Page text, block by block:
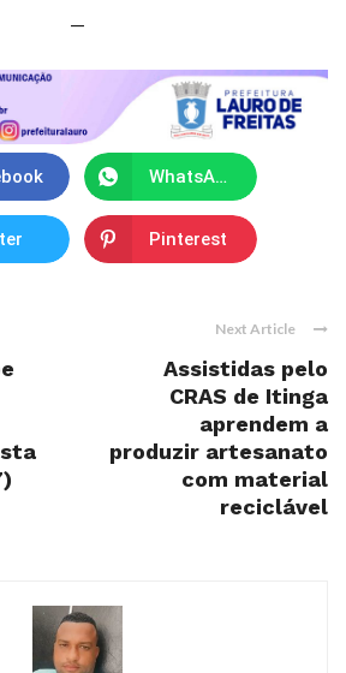
—
WhatsApp
Pinterest
Next Article
Assistidas pelo
CRAS de Itinga
aprendem a
produzir artesanato
com material
reciclável